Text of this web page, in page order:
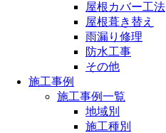
屋根カバー工法
屋根葺き替え
雨漏り修理
防水工事
その他
施工事例
施工事例一覧
地域別
施工種別